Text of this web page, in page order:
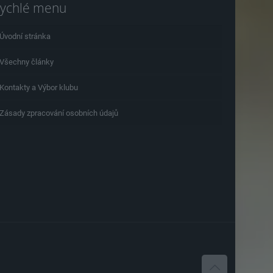
menu
stránka
články
a Výbor klubu
zpracování osobních údajů